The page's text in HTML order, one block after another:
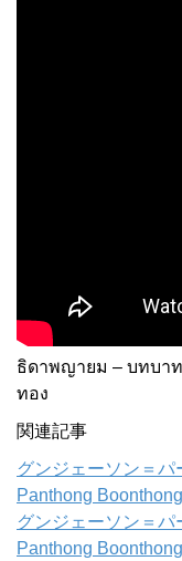
ธิดาพญายม – บทบา
ทอง
関連記事
グンジェーソン＝
Panthong
グンジェーソン＝
Panthong